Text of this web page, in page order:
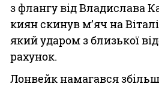
з флангу від Владислава
киян скинув м’яч на
який ударом з близької
рахунок.
Лонвейк намагався